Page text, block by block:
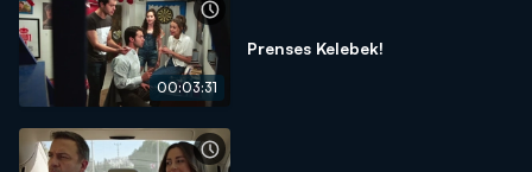
00:03:31
Prenses Kelebek!